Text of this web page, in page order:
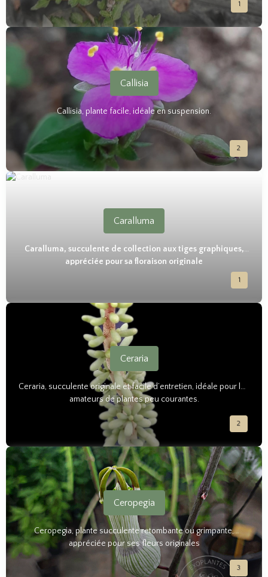
1
Callisia
Callisia, plante facile, idéale en suspension.
2
Caralluma
Caralluma, succulente de collection aux tiges graphiques,
appréciée pour sa floraison originale
1
Ceraria
Ceraria, succulente originale et facile d’entretien, idéale pour les
amateurs de plantes peu courantes.
2
Ceropegia
Ceropegia, plante succulente retombante ou grimpante,
appréciée pour ses fleurs originales
3